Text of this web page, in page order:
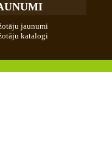
jaunumi
katalogi